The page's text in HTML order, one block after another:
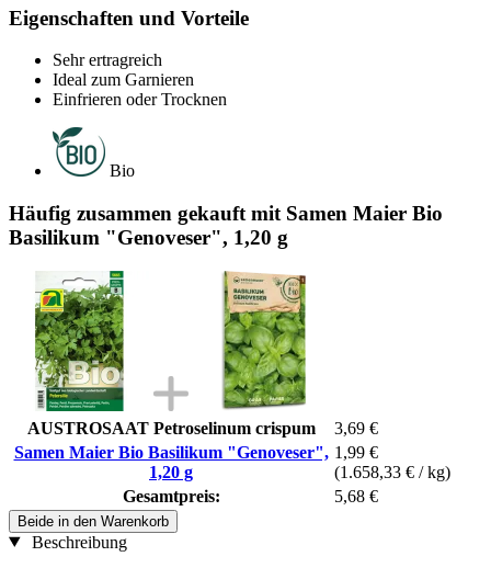
Eigenschaften und Vorteile
Sehr ertragreich
Ideal zum Garnieren
Einfrieren oder Trocknen
Bio
Häufig zusammen gekauft mit Samen Maier Bio
Basilikum "Genoveser", 1,20 g
AUSTROSAAT Petroselinum crispum
3,69 €
Samen Maier Bio Basilikum "Genoveser",
1,20 g
1,99 €
(1.658,33 € / kg)
Gesamtpreis:
5,68 €
Beide in den Warenkorb
Beschreibung